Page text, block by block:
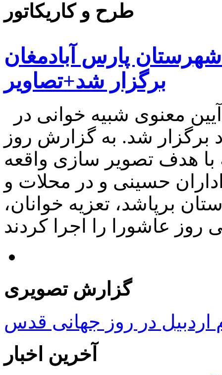
طرح و کاریکاتور
پارس آبادمغان
برگزار شد+تصاویر
شد. به گزارش روز
با هدف تصویر سازی واقعه
حسینی و در محلات و
برپاشد، تعزیه خوانان،
گزارش تصویری
در روز جهانی قدس
آخرین اخبار